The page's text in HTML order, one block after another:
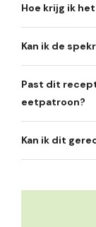
Hoe krijg ik
Kan ik de
Past dit
eetpatroon?
Kan ik dit